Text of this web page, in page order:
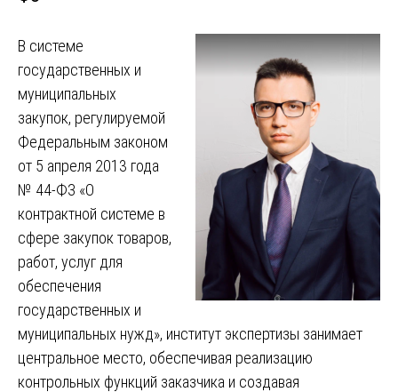
В системе
государственных и
муниципальных
закупок, регулируемой
Федеральным законом
от 5 апреля 2013 года
№ 44-ФЗ «О
контрактной системе в
сфере закупок товаров,
работ, услуг для
обеспечения
государственных и
муниципальных нужд», институт экспертизы занимает
центральное место, обеспечивая реализацию
контрольных функций заказчика и создавая